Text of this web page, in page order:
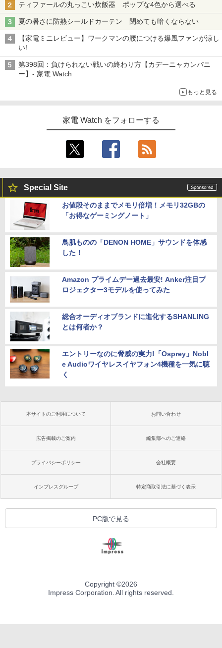
ティファールの丸っこい炊飯器 ポップな4色から選べる
夏の暑さに防熱シールドカーテン 閉めても暗くならない
【家電ミニレビュー】ワークマンの腰につける爆風ファンが涼し
い!
第398回：負けられない戦いの終わり方【カデーニャカンパニ
ー】- 家電 Watch
もっと見る
家電 Watch をフォローする
Special Site
お値段そのままでメモリ倍増！メモリ32GBの
「お得なゲーミングノート」
鳥肌ものの「DENON HOME」サウンドを体感
した！
Amazon プライムデー過去最安! Anker注目プ
ロジェクター3モデルを使ってみた
総合オーディオブランドに進化するSHANLING
とは何者か？
エントリーなのに脅威の実力!「Osprey」Nobl
e Audioワイヤレスイヤフォン4機種を一気に聴
く
本サイトのご利用について お問い合わせ
広告掲載のご案内 編集部へのご連絡
プライバシーポリシー 会社概要
インプレスグループ 特定商取引法に基づく表示
PC版で見る
Copyright ©2026
Impress Corporation. All rights reserved.